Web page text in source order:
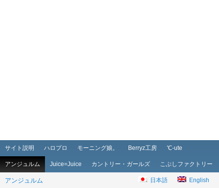
メインメニュー
メインコンテンツへ移動
サブコンテンツへ移動
サイト説明 ハロプロ モーニング娘。 Berryz工房 ℃-ute
アンジュルム Juice=Juice カントリー・ガールズ こぶしファクトリー
アンジュルム 日本語 English